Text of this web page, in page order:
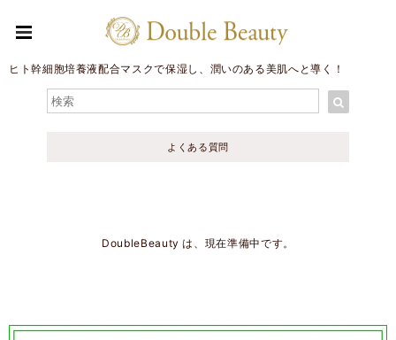
ヒト幹細胞培養液配合マスクで保湿し、潤いのある美肌へと導く！
よくある質問
DoubleBeauty は、現在準備中です。